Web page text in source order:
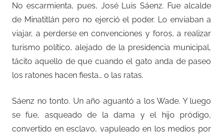
No escarmienta, pues, José Luis Sáenz. Fue alcalde
de Minatitlán pero no ejerció el poder. Lo enviaban a
viajar, a perderse en convenciones y foros, a realizar
turismo político, alejado de la presidencia municipal,
tácito aquello de que cuando el gato anda de paseo
los ratones hacen fiesta… o las ratas.
Sáenz no tonto. Un año aguantó a los Wade. Y luego
se fue, asqueado de la dama y el hijo pródigo,
convertido en esclavo, vapuleado en los medios por